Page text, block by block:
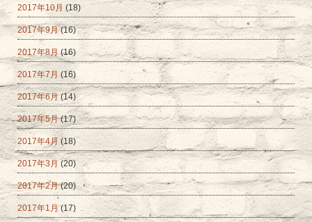
2017年10月 (18)
2017年9月 (16)
2017年8月(16)
2017年7月 (16)
2017年6月(14)
2017年5月(17)
2017年4月 (18)
2017年3月 (20)
2017年2月(20)
2017年1月(17)